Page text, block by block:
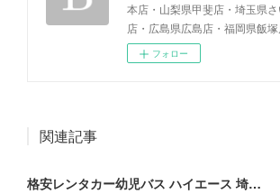
本店・山梨県甲斐店・埼玉県
店・広島県広島店・福岡県飯塚
フォロー
関連記事
格安レンタカー幼児バス ハイエース 埼玉県K様ご利用事例(2026.08.04)